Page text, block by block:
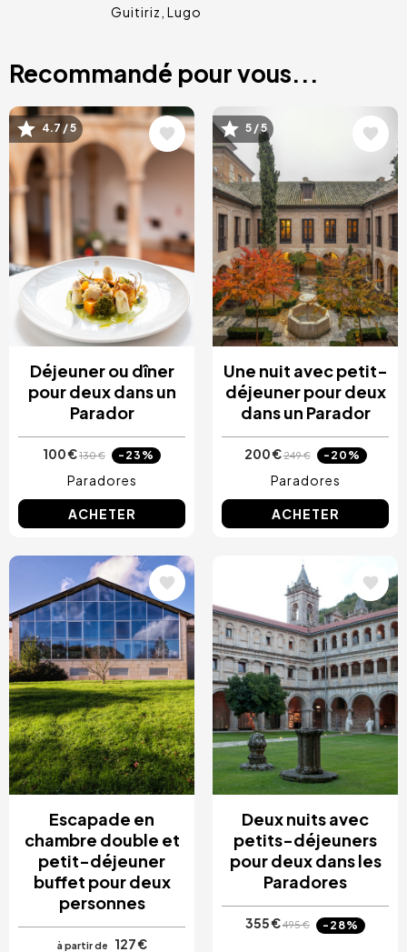
Guitiriz Lugo
Recommandé pour vous...
Image
4.7 / 5
Déjeuner ou dîner
pour deux dans un
Parador
100 €130 € -23%
Paradores
ACHETER
Image
5 / 5
Une nuit avec petit-
déjeuner pour deux
dans un Parador
200 €249 € -20%
Paradores
ACHETER
Image
Escapade en
chambre double et
petit-déjeuner
buffet pour deux
personnes
à partir de 127 €
Deux nuits avec
petits-déjeuners
pour deux dans les
Paradores
355 €495 € -28%